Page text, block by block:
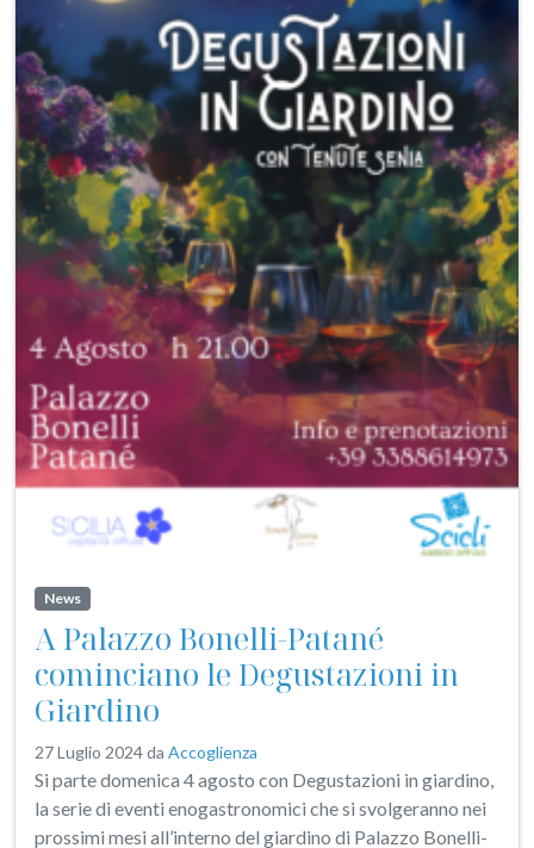
News
A Palazzo Bonelli-Patané
cominciano le Degustazioni in
Giardino
27 Luglio 2024da Accoglienza
Si parte domenica 4 agosto con Degustazioni in giardino,
la serie di eventi enogastronomici che si svolgeranno nei
prossimi mesi all’interno del giardino di Palazzo Bonelli-